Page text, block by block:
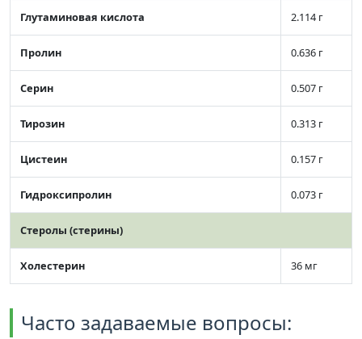
Глутаминовая кислота 2.114 г
Пролин 0.636 г
Серин 0.507 г
Тирозин 0.313 г
Цистеин 0.157 г
Гидроксипролин 0.073 г
Стеролы (стерины)
Холестерин 36 мг
Часто задаваемые вопросы: